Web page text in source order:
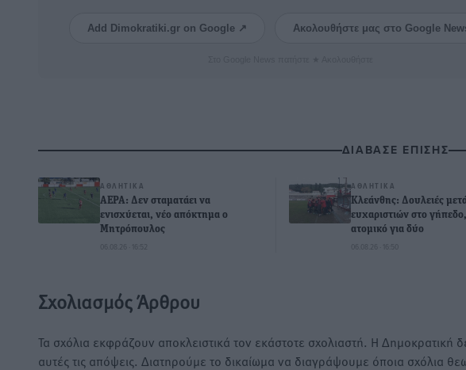
Add Dimokratiki.gr on Google ↗ Ακολουθήστε μας στο Google
ΔΙΑΒΑΣΕ ΕΠΙΣΗΣ
ΑΘΛΗΤΙΚΆ
ΑΕΡΑ: Δεν σταματάει να
ενισχύεται, νέο απόκτημα ο
Μητρόπουλος
06.08.26 · 16:52
ΑΘΛΗΤΙΚΆ
Κλεάνθης: Δουλειές
ευχαριστιών στο γήπεδο,
ατομικό για δύο
06.08.26 · 16:50
Σχολιασμός Άρθρου
Τα σχόλια εκφράζουν αποκλειστικά τον εκάστοτε σχολιαστή. Η Δημοκρατική
αυτές τις απόψεις. Διατηρούμε το δικαίωμα να διαγράψουμε όποια σχόλια